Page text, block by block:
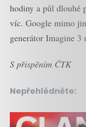
hodiny a půl dlouhé
víc. Google mimo
generátor Imagine 3
S přispěním ČTK
Nepřehlédněte: